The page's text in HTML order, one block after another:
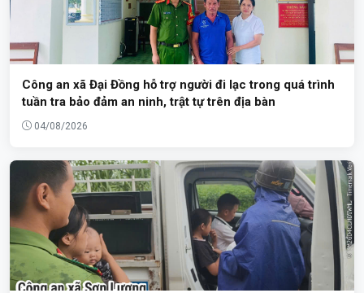
Công an xã Đại Đồng hỗ trợ người đi lạc trong quá trình
tuần tra bảo đảm an ninh, trật tự trên địa bàn
04/08/2026